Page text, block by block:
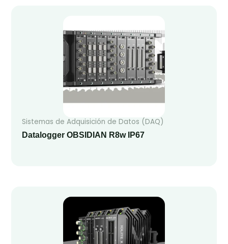
Sistemas de Adquisición de Datos (DAQ)
Datalogger OBSIDIAN R8w IP67